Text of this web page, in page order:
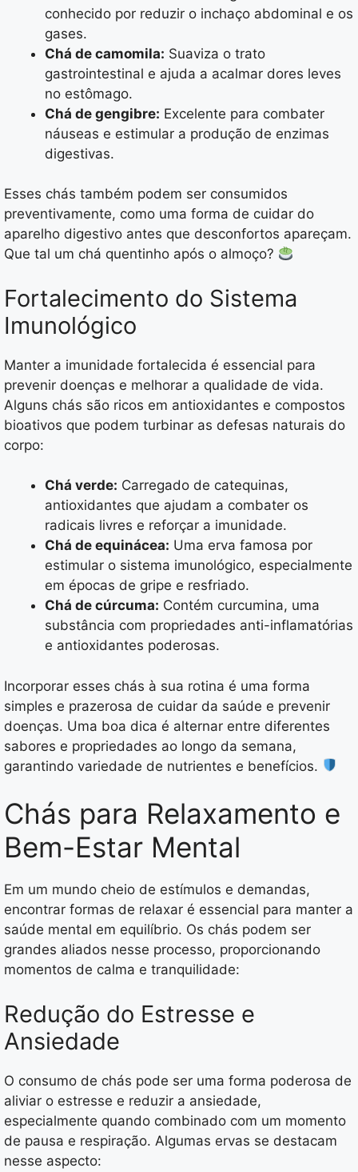
conhecido por reduzir o inchaço abdominal e os
gases.
Chá de camomila: Suaviza o trato
gastrointestinal e ajuda a acalmar dores leves
no estômago.
Chá de gengibre: Excelente para combater
náuseas e estimular a produção de enzimas
digestivas.
Esses chás também podem ser consumidos
preventivamente, como uma forma de cuidar do
aparelho digestivo antes que desconfortos apareçam.
Que tal um chá quentinho após o almoço?
Fortalecimento do Sistema
Imunológico
Manter a imunidade fortalecida é essencial para
prevenir doenças e melhorar a qualidade de vida.
Alguns chás são ricos em antioxidantes e compostos
bioativos que podem turbinar as defesas naturais do
corpo:
Chá verde: Carregado de catequinas,
antioxidantes que ajudam a combater os
radicais livres e reforçar a imunidade.
Chá de equinácea: Uma erva famosa por
estimular o sistema imunológico, especialmente
em épocas de gripe e resfriado.
Chá de cúrcuma: Contém curcumina, uma
substância com propriedades anti-inflamatórias
e antioxidantes poderosas.
Incorporar esses chás à sua rotina é uma forma
simples e prazerosa de cuidar da saúde e prevenir
doenças. Uma boa dica é alternar entre diferentes
sabores e propriedades ao longo da semana,
garantindo variedade de nutrientes e benefícios.
Chás para Relaxamento e
Bem-Estar Mental
Em um mundo cheio de estímulos e demandas,
encontrar formas de relaxar é essencial para manter a
saúde mental em equilíbrio. Os chás podem ser
grandes aliados nesse processo, proporcionando
momentos de calma e tranquilidade:
Redução do Estresse e
Ansiedade
O consumo de chás pode ser uma forma poderosa de
aliviar o estresse e reduzir a ansiedade,
especialmente quando combinado com um momento
de pausa e respiração. Algumas ervas se destacam
nesse aspecto: